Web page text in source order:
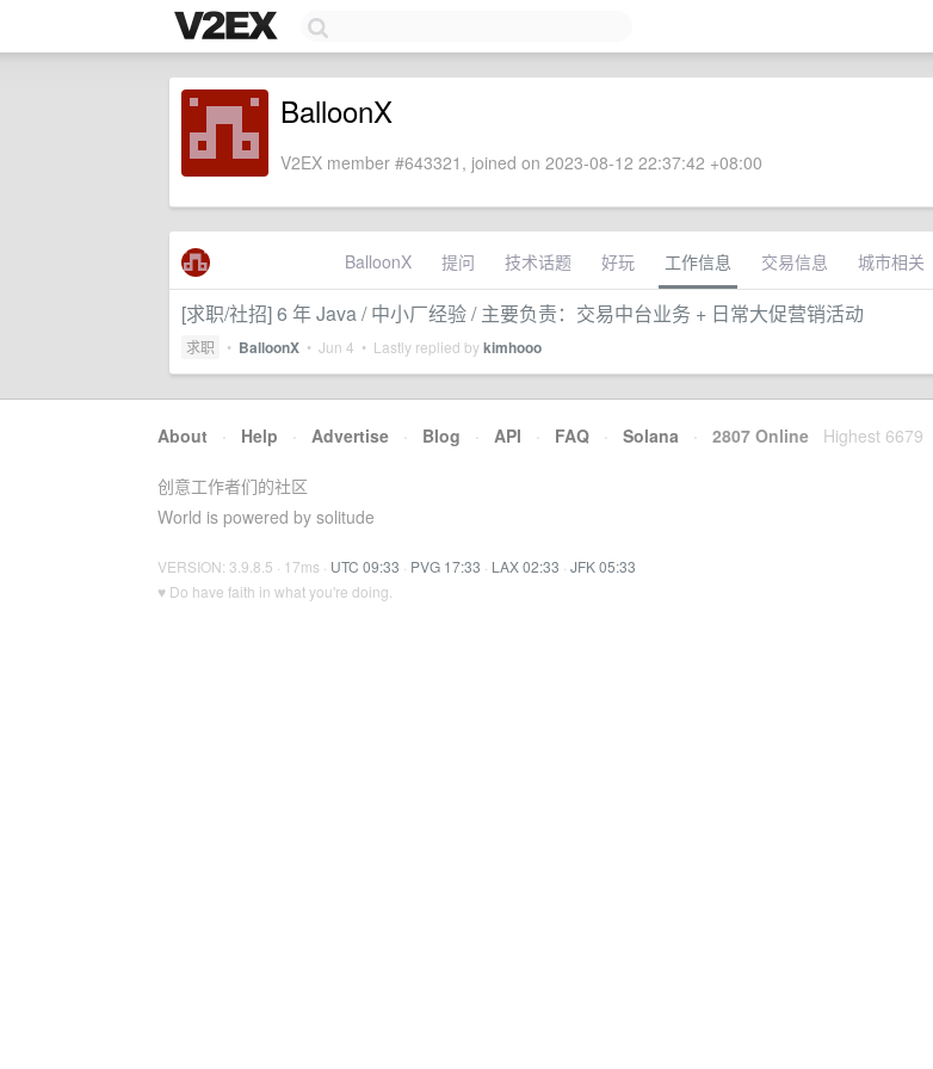
BalloonX
V2EX member #643321, joined on 2023-08-12 22:37:42 +08:00
BalloonX 提问 技术话题 好玩 工作信息 交易信息 城市相关
[求职/社招] 6 年 Java / 中小厂经验 / 主要负责：交易中台业务 + 日常大促营销活动
求职 • BalloonX • Jun 4 • Lastly replied bykimhooo
About · Help · Advertise · Blog · API · FAQ · Solana · 2807 Online Highest 6679
创意工作者们的社区
World is powered by solitude
VERSION: 3.9.8.5 · 17ms · UTC 09:33 · PVG 17:33 · LAX 02:33 · JFK 05:33
♥ Do have faith in what you're doing.